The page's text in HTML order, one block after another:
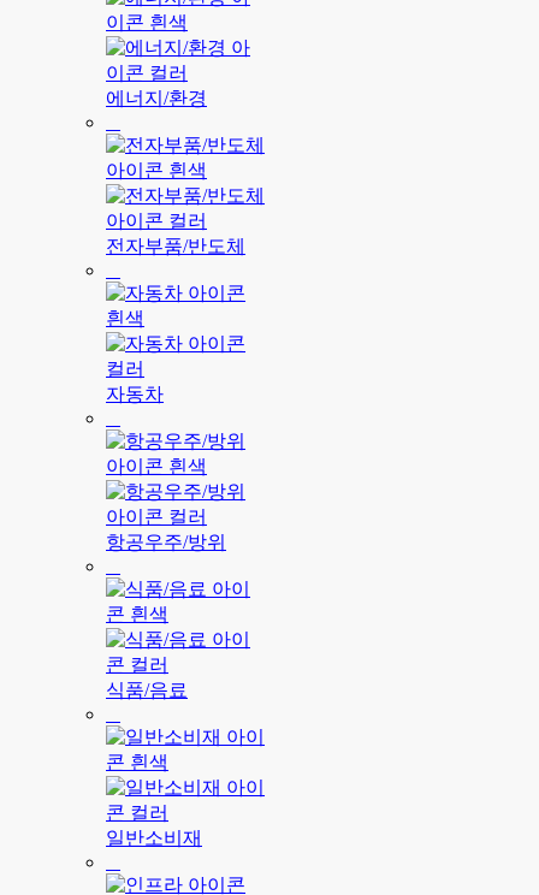
에너지/환경
전자부품/반도체
자동차
항공우주/방위
식품/음료
일반소비재